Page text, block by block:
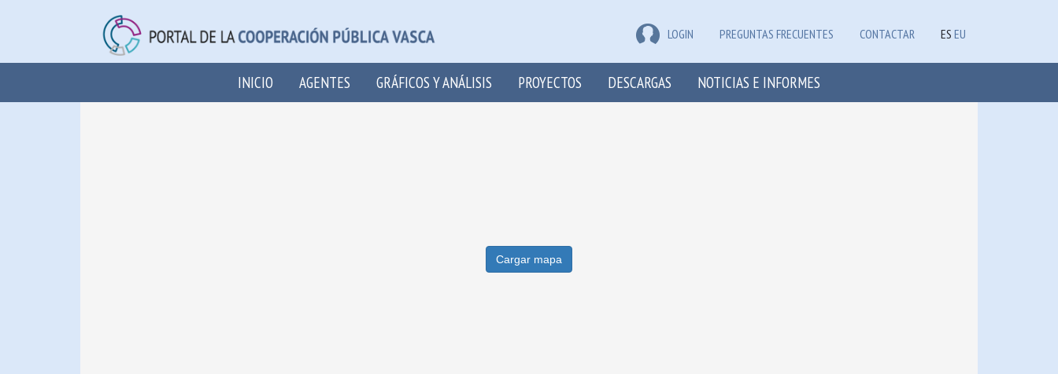
LOGIN PREGUNTAS FRECUENTES CONTACTAR ES EU
INICIO AGENTES GRÁFICOS Y ANÁLISIS PROYECTOS DESCARGAS NOTICIAS E INFORMES
Cargar mapa